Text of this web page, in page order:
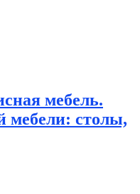
мебель.
мебели: столы,